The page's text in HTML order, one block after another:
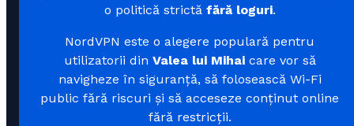
o politică strictă fără loguri.
NordVPN este o alegere populară pentru
utilizatorii din Valea lui Mihaicare vor să
navigheze în siguranță, să folosească Wi-Fi
public fără riscuri și să acceseze conținut online
fără restricții.